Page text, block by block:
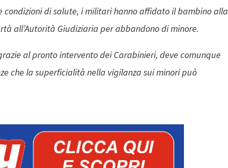
condizioni di salute, i militari hanno affidato il bambino alla
all’Autorità Giudiziaria per abbandono di minore.
al pronto intervento dei Carabinieri, deve comunque
che la superficialità nella vigilanza sui minori può